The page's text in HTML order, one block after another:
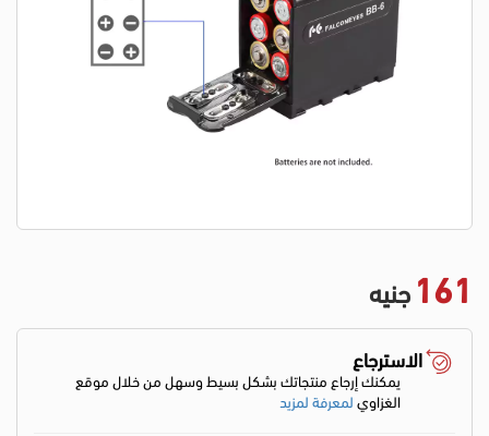
161 جنيه
الاسترجاع
يمكنك إرجاع منتجاتك بشكل بسيط وسهل من خلال موقع
الغزاويلمعرفة لمزيد